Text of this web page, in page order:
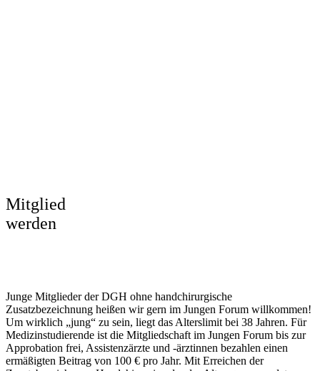
Mitglied
werden
Junge Mitglieder der DGH ohne handchirurgische
Zusatzbezeichnung heißen wir gern im Jungen Forum willkommen!
Um wirklich „jung“ zu sein, liegt das Alterslimit bei 38 Jahren. Für
Medizinstudierende ist die Mitgliedschaft im Jungen Forum bis zur
Approbation frei, Assistenzärzte und -ärztinnen bezahlen einen
ermäßigten Beitrag von 100 € pro Jahr. Mit Erreichen der